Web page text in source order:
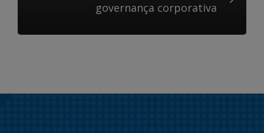
governança corporativa